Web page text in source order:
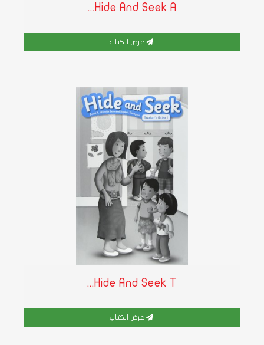
Hide And Seek A...
عرض الكتاب
Hide And Seek T...
عرض الكتاب